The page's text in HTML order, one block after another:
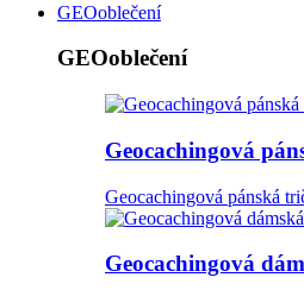
GEOoblečení
GEOoblečení
Geocachingová
Geocachingová pánská
Geocachingová